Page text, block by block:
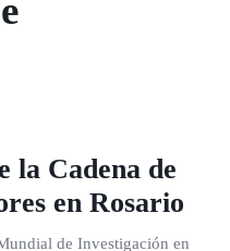
la Cadena de
en Rosario
de Investigación en